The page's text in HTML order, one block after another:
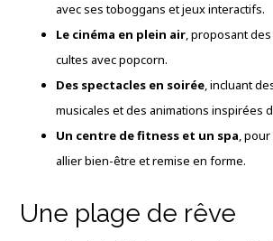
avec ses toboggans et jeux interactifs.
Le cinéma en plein air, proposant
cultes avec popcorn.
Des spectacles en soirée, incluant
musicales et des animations inspirées
Un centre de fitness et un spa,
allier bien-être et remise en forme.
Une plage de rêve